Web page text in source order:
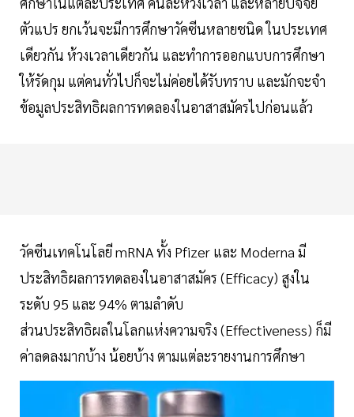
ตัวแปร ยกเว้นจะมีการศึกษาวัคซีนหลายชนิด ในประเทศ
เดียวกัน ห้วงเวลาเดียวกัน และทำการออกแบบการศึกษา
ให้รัดกุม แต่คนทั่วไปก็จะไม่ค่อยได้รับทราบ และมักจะจำ
ข้อมูลประสิทธิผลการทดลองในอาสาสมัครไปก่อนแล้ว
วัคซีนเทคโนโลยี mRNA ทั้ง Pfizer และ Moderna มี
ประสิทธิผลการทดลองในอาสาสมัคร (Efficacy) สูงใน
ระดับ 95 และ 94% ตามลำดับ
ส่วนประสิทธิผลในโลกแห่งความจริง (Effectiveness) ก็มี
ค่าลดลงมากบ้าง น้อยบ้าง ตามแต่ละรายงานการศึกษา